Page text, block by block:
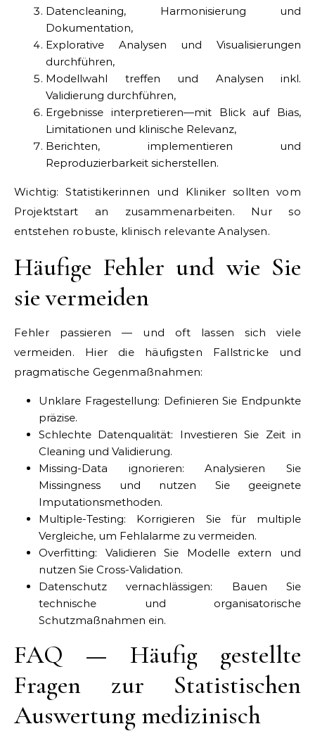
Datencleaning, Harmonisierung und
Dokumentation,
Explorative Analysen und Visualisierungen
durchführen,
Modellwahl treffen und Analysen inkl.
Validierung durchführen,
Ergebnisse interpretieren—mit Blick auf Bias,
Limitationen und klinische Relevanz,
Berichten, implementieren und
Reproduzierbarkeit sicherstellen.
Wichtig: Statistikerinnen und Kliniker sollten vom
Projektstart an zusammenarbeiten. Nur so
entstehen robuste, klinisch relevante Analysen.
Häufige Fehler und wie Sie
sie vermeiden
Fehler passieren — und oft lassen sich viele
vermeiden. Hier die häufigsten Fallstricke und
pragmatische Gegenmaßnahmen:
Unklare Fragestellung: Definieren Sie Endpunkte
präzise.
Schlechte Datenqualität: Investieren Sie Zeit in
Cleaning und Validierung.
Missing-Data ignorieren: Analysieren Sie
Missingness und nutzen Sie geeignete
Imputationsmethoden.
Multiple-Testing: Korrigieren Sie für multiple
Vergleiche, um Fehlalarme zu vermeiden.
Overfitting: Validieren Sie Modelle extern und
nutzen Sie Cross-Validation.
Datenschutz vernachlässigen: Bauen Sie
technische und organisatorische
Schutzmaßnahmen ein.
FAQ — Häufig gestellte
Fragen zur Statistischen
Auswertung medizinisch